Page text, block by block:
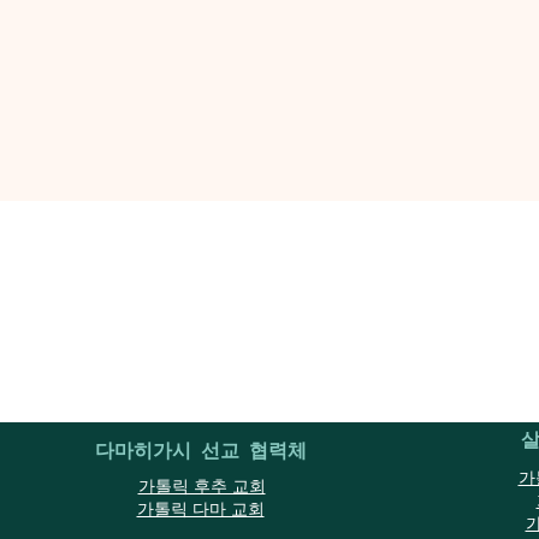
□신청:4월 7일(일)~5월 5
다마히가시 선교 협력체
가톨릭 후추 교회
가톨릭 다마 교회